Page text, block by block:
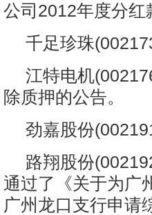
公司2012年度分红
千足珍珠
江特电机
除质押的公告。
劲嘉股份
路翔股份
通过了《关于为广
广州龙口支行申请